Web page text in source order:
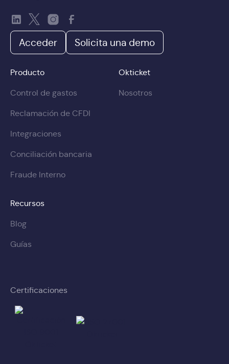
Acceder Solicita una demo
Producto
Control de gastos
Reclamación de CFDI
Integraciones
Conciliación bancaria
Fraude Interno
Okticket
Nosotros
Recursos
Blog
Guías
Certificaciones